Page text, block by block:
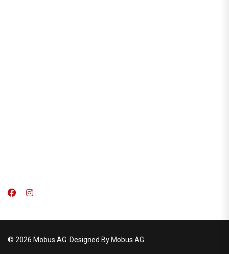
© 2026 Mobus AG. Designed By Mobus AG